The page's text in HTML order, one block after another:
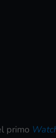
primo